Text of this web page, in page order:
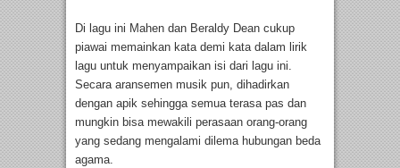
Di lagu ini Mahen dan Beraldy Dean cukup
piawai memainkan kata demi kata dalam lirik
lagu untuk menyampaikan isi dari lagu ini.
Secara aransemen musik pun, dihadirkan
dengan apik sehingga semua terasa pas dan
mungkin bisa mewakili perasaan orang-orang
yang sedang mengalami dilema hubungan beda
agama.